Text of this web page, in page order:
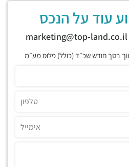
עוד על הנכס
בסך חודש שכ״ד (כולל) פלוס מע״מ